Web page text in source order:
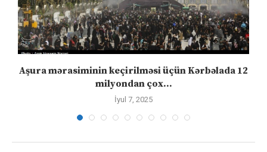
Aşura mərasiminin keçirilməsi üçün Kərbəlada 12
milyondan çox...
İyul 7, 2025